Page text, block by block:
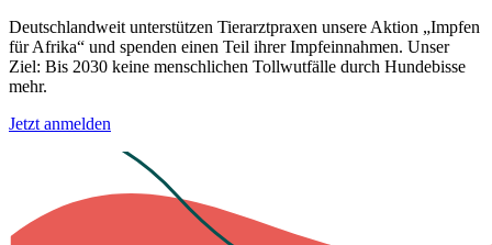
Deutschlandweit unterstützen Tierarztpraxen unsere Aktion „Impfen
für Afrika“ und spenden einen Teil ihrer Impfeinnahmen. Unser
Ziel: Bis 2030 keine menschlichen Tollwutfälle durch Hundebisse
mehr.
Jetzt anmelden